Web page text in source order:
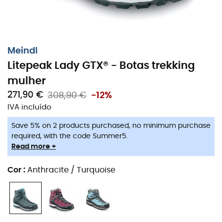
Meindl
Litepeak Lady GTX® - Botas trekking
mulher
271,90 € 308,90 € -12%
IVA incluído
Save 5% on 2 products purchased, no minimum purchase
required, with the code Summer5.
Read more +
Cor : Anthracite / Turquoise
número de quilômetros, nenhuma pressão
desagradável irá perturbar sua caminhada.
Tex®
Protetor de pedras integral
Aderência
Excelente relação peso/estabilidade
Resistência à abrasão
Excelente suporte
Palmilha interior: Air-Active® Soft Print drysole
Sola: Multigrip® 3 Alpin Light by Vibram®
Peso: 2 x 480 g